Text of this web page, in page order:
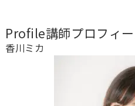
Profile講師プロフィ
香川ミカ